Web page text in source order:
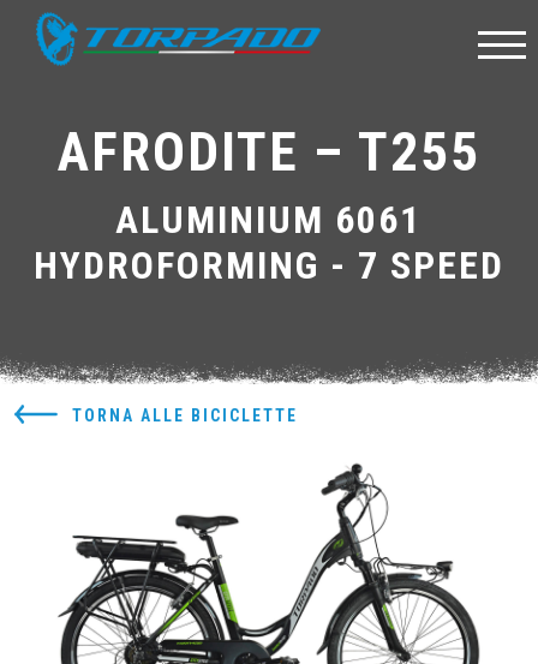
AFRODITE – T255
ALUMINIUM 6061
HYDROFORMING - 7 SPEED
TORNA ALLE BICICLETTE